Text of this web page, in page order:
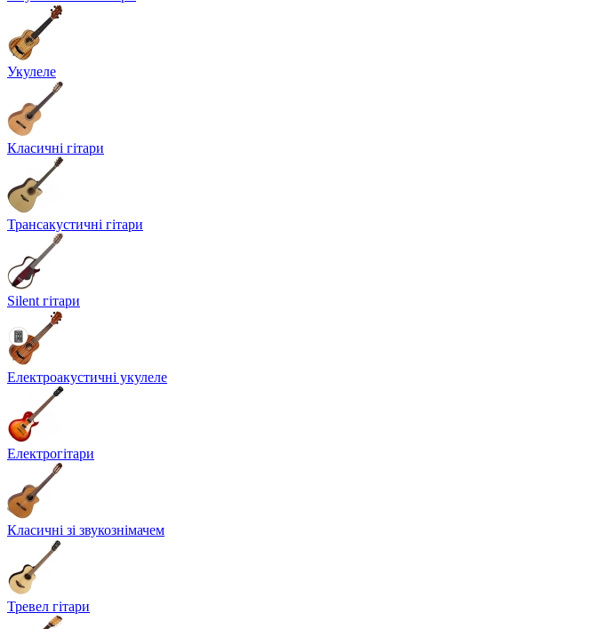
Укулеле
Класичні гітари
Трансакустичні гітари
Silent гітари
Електроакустичні укулеле
Електрогітари
Класичні зі звукознімачем
Тревел гітари